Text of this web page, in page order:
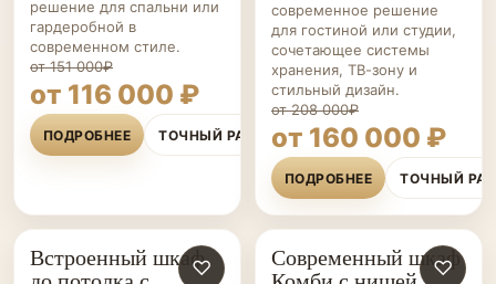
решение для спальни или
гардеробной в
современном стиле.
от 151 000₽
от 116 000 ₽
ПОДРОБНЕЕ ТОЧНЫЙ РАСЧЁТ
современное решение
для гостиной или студии,
сочетающее системы
хранения, ТВ-зону и
стильный дизайн.
от 208 000₽
от 160 000 ₽
ПОДРОБНЕЕ ТОЧНЫЙ
ШКАФЫ НА ЗАКАЗ ♡
Встроенный шкаф ШКАФЫ НА ЗАКАЗ ♡
Современный шкаф